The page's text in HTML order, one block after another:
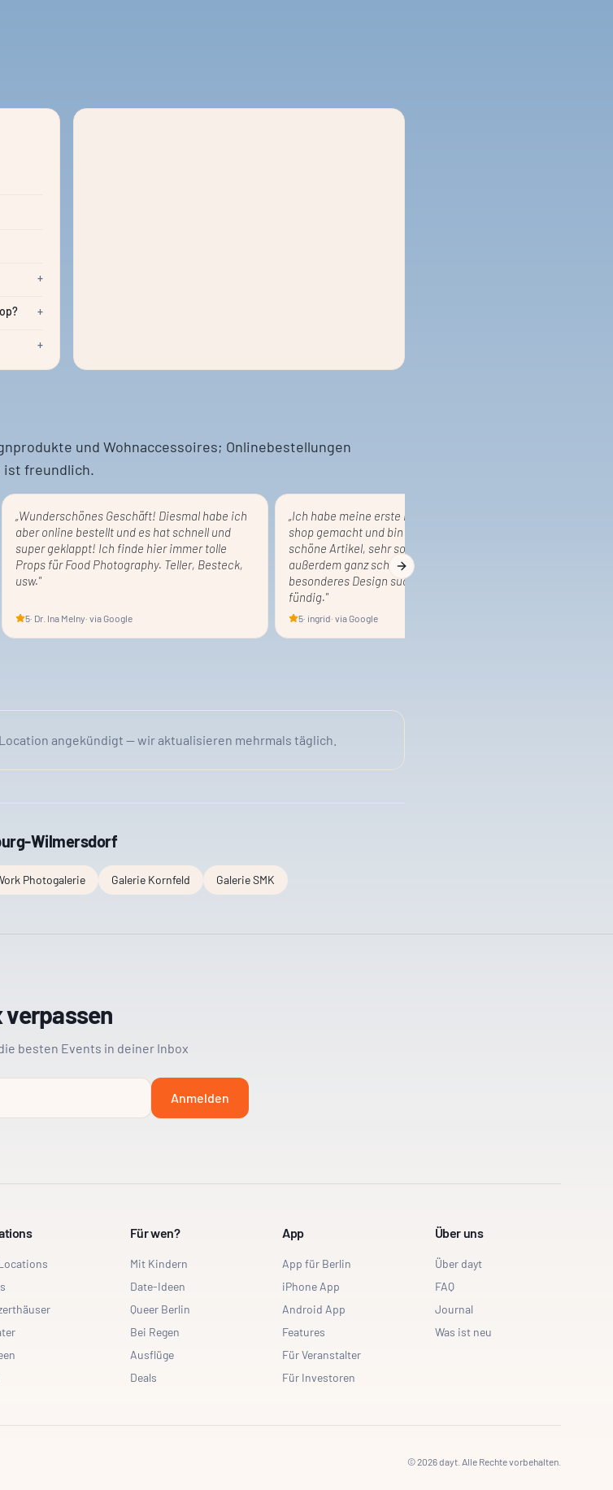
+
+
+
und Wohnaccessoires; Onlinebestellungen
ist freundlich.
„Wunderschönes Geschäft! Diesmal habe ich
aber online bestellt und es hat schnell und
super geklappt! Ich finde hier immer tolle
Props für Food Photography. Teller, Besteck,
usw."
5· Dr. Ina Melny· via Google
„Ich habe meine erste Bestellung im bauhaus-
shop gemacht und bin begeistert. Sehr
schöne Artikel, sehr sorgfältig verpackt und
außerdem ganz schnelle Lieferung. Wer
besonderes Design sucht, wird bestimmt
fündig."
5· ingrid· via Google
Next slide
angekündigt — wir aktualisieren mehrmals täglich.
Wilmersdorf
Photogalerie Galerie Kornfeld Galerie SMK
verpassen
besten Events in deiner Inbox
Anmelden
Für wen?
Mit Kindern
Date-Ideen
Queer Berlin
Bei Regen
Ausflüge
Deals
App
App für Berlin
iPhone App
Android App
Features
Für Veranstalter
Für Investoren
Über uns
Über dayt
FAQ
Journal
Was ist neu
©2026dayt. Alle Rechte vorbehalten.